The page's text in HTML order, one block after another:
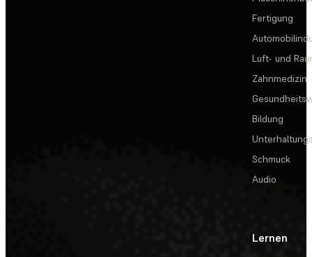
Fertigung
Luft- und
Zahnmedizin
Bildung
Schmuck
Audio
Lernen